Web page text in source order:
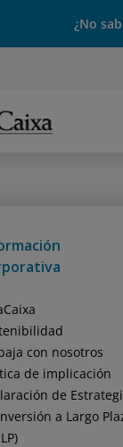
¿No
con nosotros
de implicación
de
a Largo